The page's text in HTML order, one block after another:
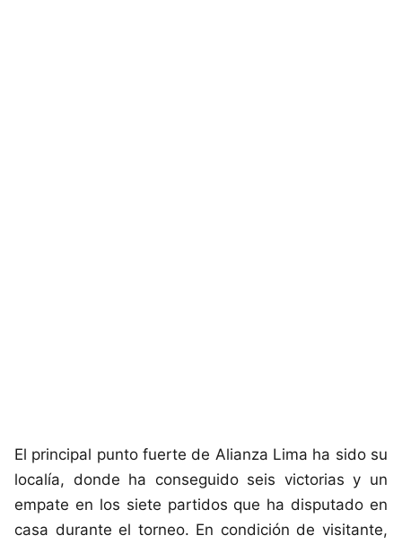
El principal punto fuerte de Alianza Lima ha sido su
localía, donde ha conseguido seis victorias y un
empate en los siete partidos que ha disputado en
casa durante el torneo. En condición de visitante,